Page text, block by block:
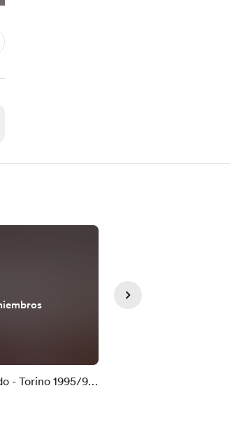
- Torino 1995/96